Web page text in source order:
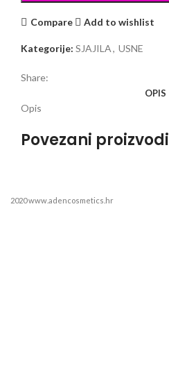
Compare Add to wishlist
Kategorije: SJAJILA, USNE
Share:
OPIS
Opis
Povezani proizvodi
2020 www.adencosmetics.hr